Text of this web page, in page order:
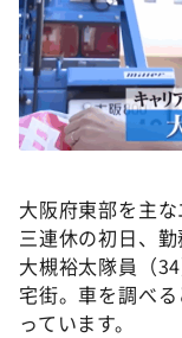
朝だ！生です
教えて！ニュ
ＬＩＦＥ～夢
新婚さんいら
ザキ山小屋本
ぺこぱのまる
アナ回覧板
大阪府東部を主
三連休の初日、
大槻裕太隊員（
宅街。車を調べ
っています。